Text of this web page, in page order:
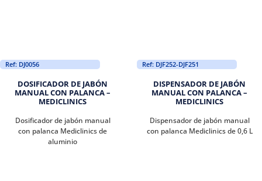
Ref: DJ0056
DOSIFICADOR DE JABÓN
MANUAL CON PALANCA –
MEDICLINICS
Dosificador de jabón manual
con palanca Mediclinics de
aluminio
Ref: DJF252-DJF251
DISPENSADOR DE JABÓN
MANUAL CON PALANCA –
MEDICLINICS
Dispensador de jabón manual
con palanca Mediclinics de 0,6 L